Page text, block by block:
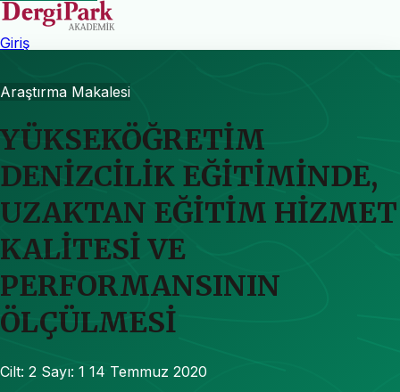
Giriş
Araştırma Makalesi
YÜKSEKÖĞRETİM
DENİZCİLİK EĞİTİMİNDE,
UZAKTAN EĞİTİM HİZMET
KALİTESİ VE
PERFORMANSININ
ÖLÇÜLMESİ
Cilt: 2 Sayı: 1 14 Temmuz 2020